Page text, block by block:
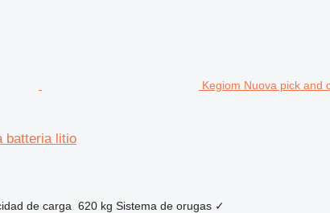
Kegiom Nuova pick and
batteria litio
de carga 620 kg Sistema de orugas ✓